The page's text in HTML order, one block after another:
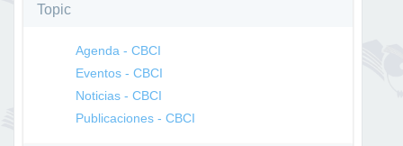
Topic
Agenda - CBCI
Eventos - CBCI
Noticias - CBCI
Publicaciones - CBCI